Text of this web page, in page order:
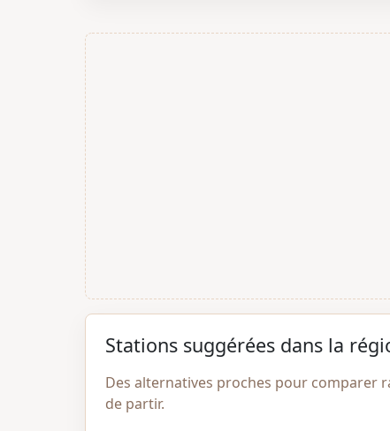
Stations suggérées dans la
Des alternatives proches pour comparer
de partir.